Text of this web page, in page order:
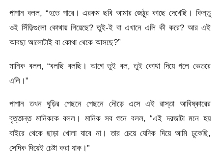
পাপান বলল, “হতে পারে। এরকম ছবি আমার জেঠুর কাছে দেখেছি। কিন্তু
ওই সিঁড়িগুলো কোথায় গিয়েছে? তুই-ই বা এখানে এলি কী করে? আর এই
আবছা আলোটাই বা কোথা থেকে আসছে?”
মানিক বলল, “বলছি বলছি। আগে তুই বল, তুই কোথা দিয়ে গলে ভেতরে
এলি।”
পাপান তখন ঘুড়ির পেছনে পেছনে দৌড়ে এসে এই রাস্তা আবিষ্কারের
বৃত্তান্ত মানিককে বলল। মানিক সব শুনে বলল, “এই দরজাটা মনে হয়
বাইরে থেকে ছাড়া খোলা যাবে না। তার চেয়ে যেদিক দিয়ে আমি ঢুকেছি,
সেদিক দিয়েই চেষ্টা করা যাক।”